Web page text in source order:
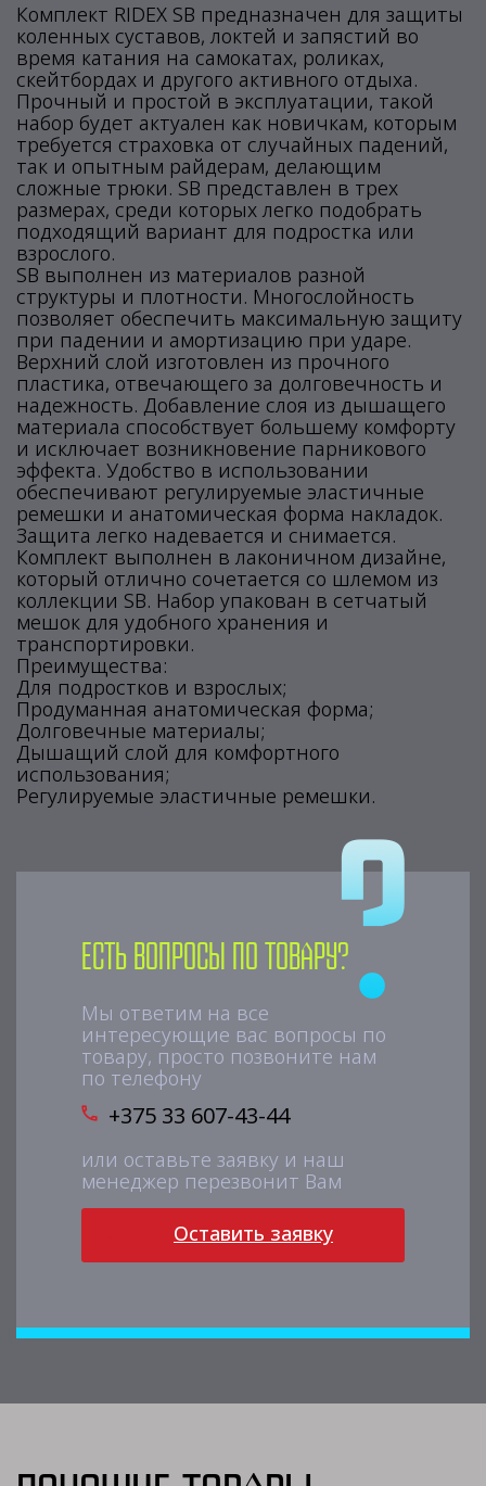
Комплект RIDEX SB предназначен для защиты
коленных суставов, локтей и запястий во
время катания на самокатах, роликах,
скейтбордах и другого активного отдыха.
Прочный и простой в эксплуатации, такой
набор будет актуален как новичкам, которым
требуется страховка от случайных падений,
так и опытным райдерам, делающим
сложные трюки. SB представлен в трех
размерах, среди которых легко подобрать
подходящий вариант для подростка или
взрослого.
SB выполнен из материалов разной
структуры и плотности. Многослойность
позволяет обеспечить максимальную защиту
при падении и амортизацию при ударе.
Верхний слой изготовлен из прочного
пластика, отвечающего за долговечность и
надежность. Добавление слоя из дышащего
материала способствует большему комфорту
и исключает возникновение парникового
эффекта. Удобство в использовании
обеспечивают регулируемые эластичные
ремешки и анатомическая форма накладок.
Защита легко надевается и снимается.
Комплект выполнен в лаконичном дизайне,
который отлично сочетается со шлемом из
коллекции SB. Набор упакован в сетчатый
мешок для удобного хранения и
транспортировки.
Преимущества:
Для подростков и взрослых;
Продуманная анатомическая форма;
Долговечные материалы;
Дышащий слой для комфортного
использования;
Регулируемые эластичные ремешки.
Есть вопросы по товару?
Мы ответим на все
интересующие вас вопросы по
товару, просто позвоните нам
по телефону
+375 33 607-43-44
или оставьте заявку и наш
менеджер перезвонит Вам
Оставить заявку